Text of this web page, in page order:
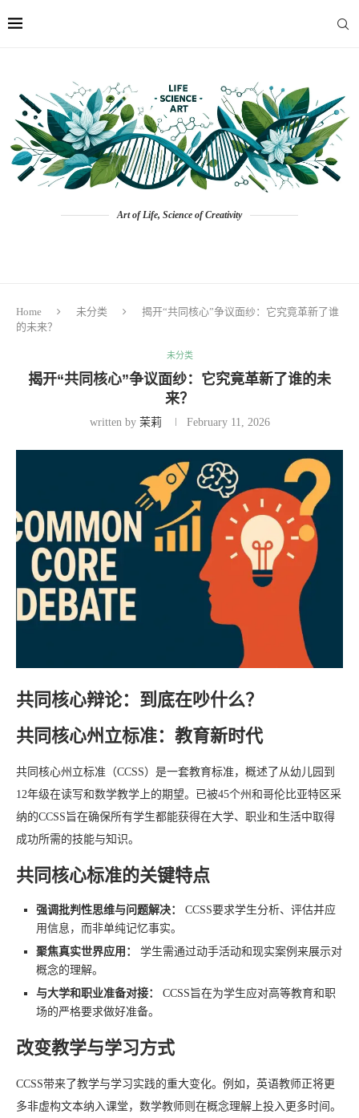
Art of Life, Science of Creativity
Home 未分类
揭开“共同核心”争议面纱：它究竟革新了谁
的未来？
未分类
揭开“共同核心”争议面纱：它究竟革新了谁的未
来？
written by 茉莉 February 11, 2026
共同核心辩论：到底在吵什么？
共同核心州立标准：教育新时代
共同核心州立标准（CCSS）是一套教育标准，概述了从幼儿园到
12年级在读写和数学教学上的期望。已被45个州和哥伦比亚特区采
纳的CCSS旨在确保所有学生都能获得在大学、职业和生活中取得
成功所需的技能与知识。
共同核心标准的关键特点
强调批判性思维与问题解决：
CCSS要求学生分析、评估并应
用信息，而非单纯记忆事实。
聚焦真实世界应用：
学生需通过动手活动和现实案例来展示对
概念的理解。
与大学和职业准备对接：
CCSS旨在为学生应对高等教育和职
场的严格要求做好准备。
改变教学与学习方式
CCSS带来了教学与学习实践的重大变化。例如，英语教师正将更
多非虚构文本纳入课堂，数学教师则在概念理解上投入更多时间。